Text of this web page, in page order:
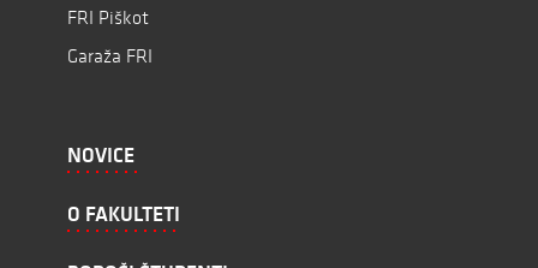
FRI Piškot
Garaža FRI
NOVICE
O FAKULTETI